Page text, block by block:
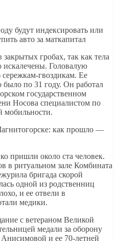
будут индексировать или
авто за маткапитал
гробах, так как тела
искалечены. Головалую
гвоздикам. Ее
по 31 году. Он работал
государственном
Носова специалистом по
мобильности.
пришли около ста человек.
в ритуальном зале Комбината
бригада скорой
одной из родственниц
и ее отвели в
медики.
с ветераном Великой
медали за оборону
и ее 70-летней